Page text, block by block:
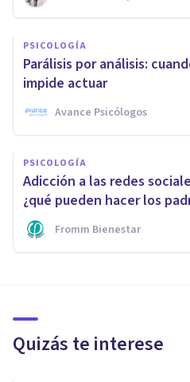
PSICOLOGÍA
Parálisis por análisis:
impide actuar
Avance Psicólogos
PSICOLOGÍA
Adicción a las redes
¿qué pueden hacer los
Fromm Bienestar
Quizás te interese